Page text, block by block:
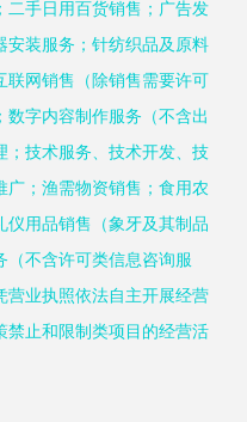
二手日用百货销售；广告发
安装服务；针纺织品及原料
联网销售（除销售需要许可
字内容制作服务（不含出
；技术服务、技术开发、技
广；渔需物资销售；食用农
仪用品销售（象牙及其制品
（不含许可类信息咨询服
营业执照依法自主开展经营
禁止和限制类项目的经营活